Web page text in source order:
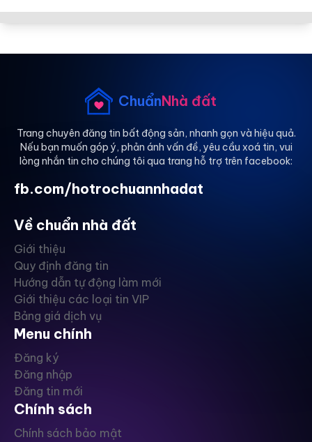
ChuẩnNhà đất
Trang chuyên đăng tin bất động sản, nhanh gọn và hiệu quả.
Nếu bạn muốn góp ý, phản ánh vấn đề, yêu cầu xoá tin, vui
lòng nhắn tin cho chúng tôi qua trang hỗ trợ trên facebook:
fb.com/hotrochuannhadat
Về chuẩn nhà đất
Giới thiệu
Quy định đăng tin
Hướng dẫn tự động làm mới
Giới thiệu các loại tin VIP
Bảng giá dịch vụ
Menu chính
Đăng ký
Đăng nhập
Đăng tin mới
Chính sách
Chính sách bảo mật